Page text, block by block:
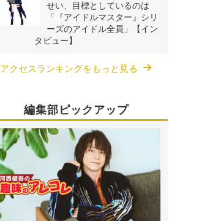
せい、目標としているのは
「『アイドルマスター』シリ
ーズのアイドル全員」【イン
タビュー】
アクセスランキングをもっと見る
編集部ピックアップ